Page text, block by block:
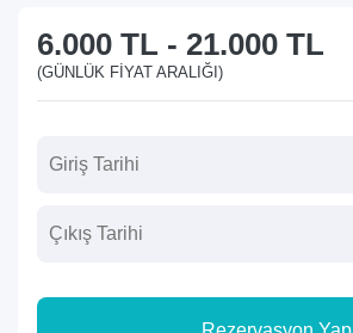
6.000 TL - 21.000 TL
(GÜNLÜK FIYAT ARALIĞI)